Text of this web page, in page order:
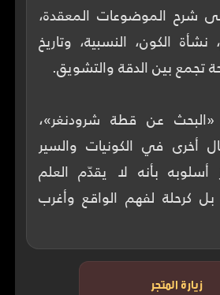
شرح الموضوعات المعقدة،
نشأة الكون، النسبية، وتاريخ
عن قطة شرودنغر»،
أخرى في الكونيات والسير
أسلوبه بأنه لا يقدّم العلم
كرحلة لفهم الواقع وأغرب
زيارة المتجر